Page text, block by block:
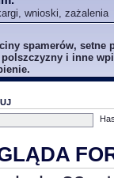
wnioski, zażalenia
spamerów, setne
i inne